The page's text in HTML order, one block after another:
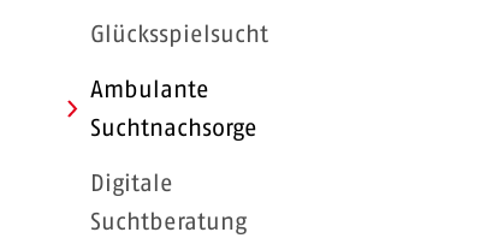
Glücksspielsucht
Ambulante
Suchtnachsorge
Digitale
Suchtberatung